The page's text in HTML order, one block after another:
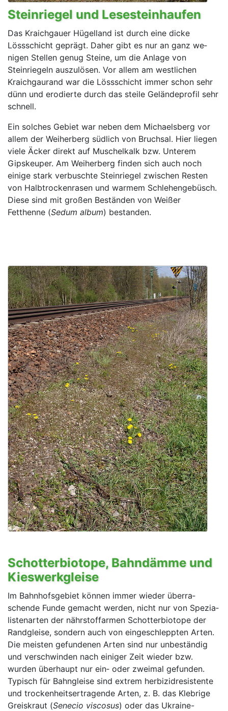
Steinriegel und Lesesteinhaufen
Das Kraichgauer Hügelland ist durch eine dicke
Lössschicht geprägt. Daher gibt es nur an ganz we­
nigen Stellen genug Steine, um die Anlage von
Steinriegeln auszulösen. Vor allem am westlichen
Kraichgaurand war die Lössschicht immer schon sehr
dünn und erodierte durch das steile Gelände­profil sehr
schnell.
Ein solches Gebiet war neben dem Michaelsberg vor
allem der Weiherberg südlich von Bruchsal. Hier liegen
viele Äcker direkt auf Muschelkalk bzw. Unterem
Gipskeuper. Am Weiherberg finden sich auch noch
einige stark verbuschte Steinriegel zwi­schen Resten
von Halbtrockenrasen und warmem Schlehengebüsch.
Diese sind mit großen Beständen von Weißer
Fetthenne (Sedum album) bestanden.
Schotterbiotope, Bahndämme und
Kies­werkgleise
Im Bahnhofsgebiet können immer wieder überra­
schende Funde gemacht wer­den, nicht nur von Spezia­
listen­ar­ten der nährstoffarmen Schotterbio­tope der
Randgleise, sondern auch von einge­schleppten Arten.
Die mei­sten gefundenen Arten sind nur unbeständig
und verschwinden nach einiger Zeit wieder bzw.
wurden über­haupt nur ein‑ oder zweimal gefunden.
Typisch für Bahngleise sind extrem herbizidresi­stente
und trockenheitsertragende Arten, z. B. das Klebrige
Greiskraut (Senecio viscosus) oder das Ukraine-